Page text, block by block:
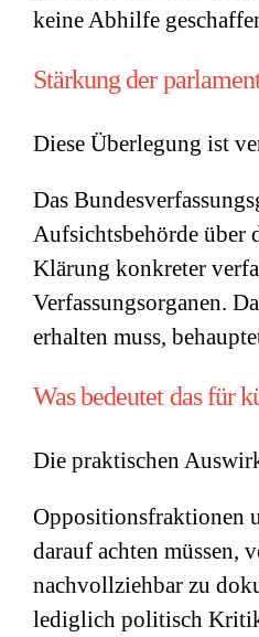
keine Abhilfe
Stärkung der
Diese Überlegung ist
Das
Aufsichtsbehörde über
Klärung konkreter
Verfassungsorganen.
erhalten muss,
Was bedeutet das für
Die praktischen
Oppositionsfraktionen
darauf achten müssen,
nachvollziehbar zu
lediglich politisch